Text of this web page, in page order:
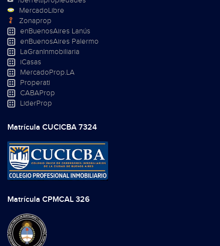
MercadoLibre
Zonaprop
enBuenosAires Lanús
enBuenosAires Palermo
LaGranInmobiliaria
iCasas
MercadoProp.LA
Properati
CABAProp
LiderProp
Matrícula CUCICBA 7324
Matrícula CPMCAL 326